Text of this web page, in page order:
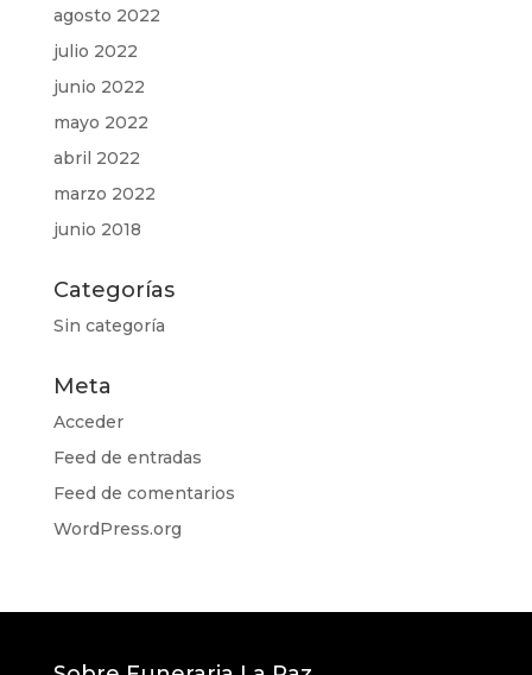
agosto 2022
julio 2022
junio 2022
mayo 2022
abril 2022
marzo 2022
junio 2018
Categorías
Sin categoría
Meta
Acceder
Feed de entradas
Feed de comentarios
WordPress.org